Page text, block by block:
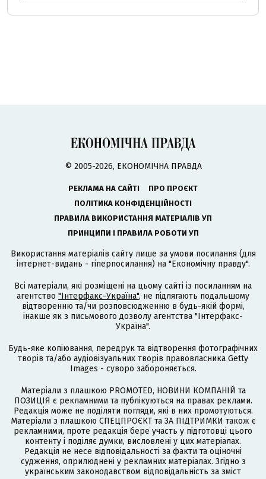
© 2005-2026, ЕКОНОМІЧНА ПРАВДА
РЕКЛАМА НА САЙТІ
ПРО ПРОЄКТ
ПОЛІТИКА КОНФІДЕНЦІЙНОСТІ
ПРАВИЛА ВИКОРИСТАННЯ МАТЕРІАЛІВ УП
ПРИНЦИПИ І ПРАВИЛА РОБОТИ УП
Використання матеріалів сайту лише за умови посилання (для
інтернет-видань - гіперпосилання) на "Економічну правду".
Всі матеріали, які розміщені на цьому сайті із посиланням на
агентство "Інтерфакс-Україна", не підлягають подальшому
відтворенню та/чи розповсюдженню в будь-якій формі,
інакше як з письмового дозволу агентства "Інтерфакс-
Україна".
Будь-яке копіювання, передрук та відтворення фотографічних
творів та/або аудіовізуальних творів правовласника Getty
Images - суворо забороняється.
Матеріали з плашкою PROMOTED, НОВИНИ КОМПАНІЙ та
ПОЗИЦІЯ є рекламними та публікуються на правах реклами.
Редакція може не поділяти погляди, які в них промотуються.
Матеріали з плашкою СПЕЦПРОЄКТ та ЗА ПІДТРИМКИ також є
рекламними, проте редакція бере участь у підготовці цього
контенту і поділяє думки, висловлені у цих матеріалах.
Редакція не несе відповідальності за факти та оціночні
судження, оприлюднені у рекламних матеріалах. Згідно з
українським законодавством відповідальність за зміст